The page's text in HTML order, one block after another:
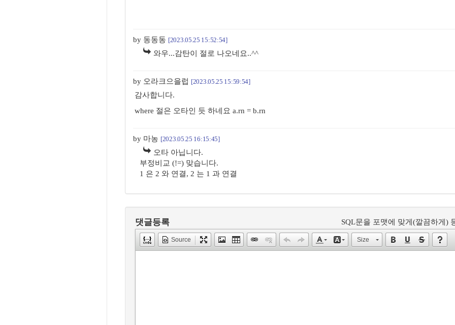
by 동동동 [2023.05.25 15:52:54]
와우...감탄이 절로 나오네요..^^
by 오라크으을럽 [2023.05.25 15:59:54]
감사합니다.
where 절은 오타인 듯 하네요 a.rn = b.rn
by 마농 [2023.05.25 16:15:45]
오타 아닙니다.
부정비교 (!=) 맞습니다.
1 은 2 와 연결, 2 는 1 과 연결
댓글등록 SQL문을 포맷에 맞게(깔끔하게)
Source Size